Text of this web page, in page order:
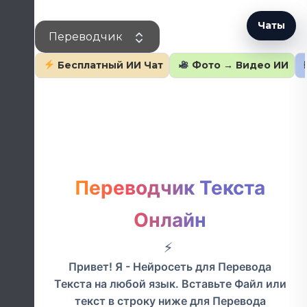
содержаниюПереводчик
Бесплатный ИИ Чат Фото → Видео ИИ
Чаты
Переводчик Текста
Онлайн
Привет! Я - Нейросеть для Перевода
Текста на любой язык. Вставьте Файл или
текст в строку ниже для Перевода